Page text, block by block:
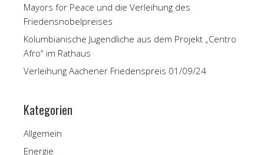
Mayors for Peace und die Verleihung des
Friedensnobelpreises
Kolumbianische Jugendliche aus dem Projekt „Centro
Afro“ im Rathaus
Verleihung Aachener Friedenspreis 01/09/24
Kategorien
Allgemein
Energie